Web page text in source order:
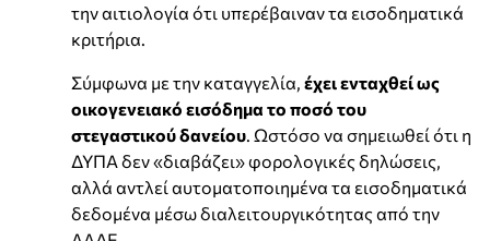
την αιτιολογία ότι υπερέβαιναν τα εισοδηματικά
κριτήρια.
Σύμφωνα με την καταγγελία, έχει ενταχθεί ως
οικογενειακό εισόδημα το ποσό του
στεγαστικού δανείου . Ωστόσο να σημειωθεί ότι η
ΔΥΠΑ δεν «διαβάζει» φορολογικές δηλώσεις,
αλλά αντλεί αυτοματοποιημένα τα εισοδηματικά
δεδομένα μέσω διαλειτουργικότητας από την